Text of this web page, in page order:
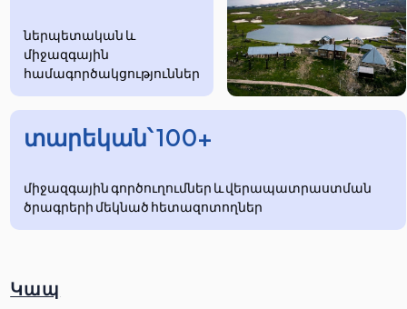
ներպետական և
միջազգային
համագործակցություններ
տարեկան՝ 100+
միջազգային գործուղումներ և վերապատրաստման
ծրագրերի մեկնած հետազոտողներ
Կապ